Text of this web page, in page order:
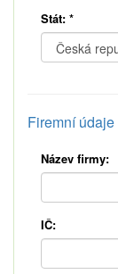
Stát: *
Firemní údaje
Název firmy:
IČ: